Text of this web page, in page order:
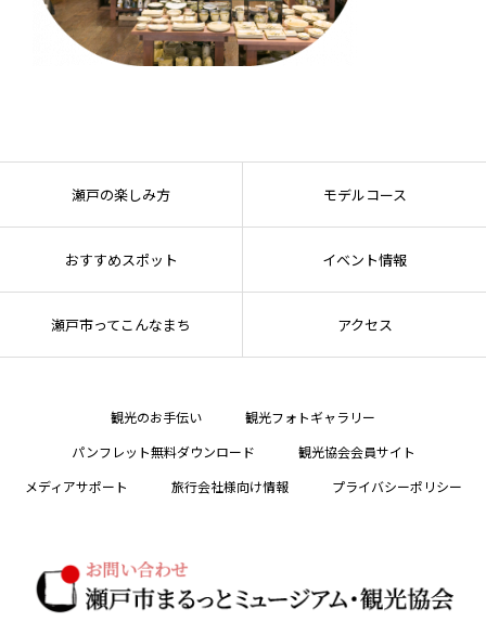
瀬戸の楽しみ方 モデルコース
おすすめスポット イベント情報
瀬戸市ってこんなまち アクセス
観光のお手伝い
観光フォトギャラリー
パンフレット無料ダウンロード
観光協会会員サイト
メディアサポート
旅行会社様向け情報 プライバシーポリシー